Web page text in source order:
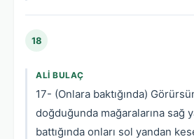
18
ALI BULAÇ
17- (Onlara baktığında)
doğduğunda mağaralarına sağ
battığında onları sol yandan